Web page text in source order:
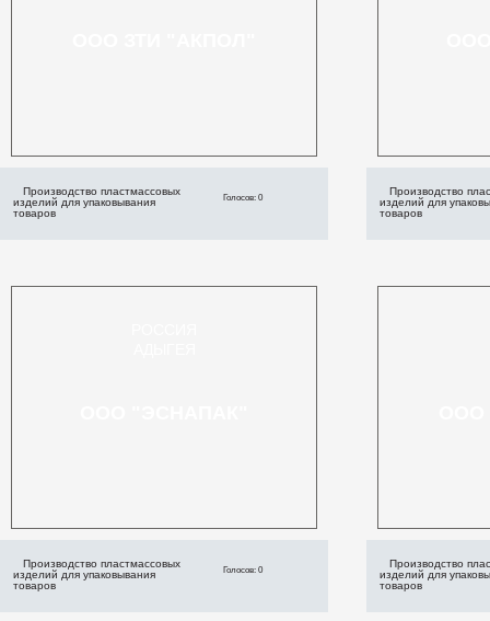
Производство пластмассовых
изделий для упаковывания
товаров
Голосов: 0
Производство
изделий для
товаров
Производство пластмассовых
изделий для упаковывания
товаров
Голосов: 0
Производство
изделий для
товаров